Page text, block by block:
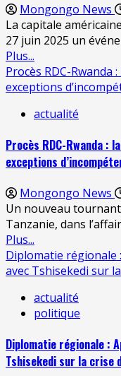
Mongongo News
La capitale
27 juin 2025 un
Plus...
Procès RDC-
exceptions
actualité
Procès RDC-Rwanda
exceptions
Mongongo News
Un nouveau
Tanzanie, dans
Plus...
Diplomatie régionale
avec Tshisekedi sur
actualité
politique
Diplomatie régionale :
Tshisekedi sur la crise